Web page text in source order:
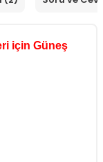
için Güneş